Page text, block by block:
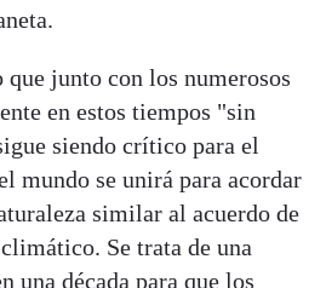
junto con los numerosos
en estos tiempos "sin
siendo crítico para el
mundo se unirá para acordar
similar al acuerdo de
Se trata de una
una década para que los